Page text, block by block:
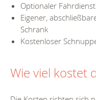
Optionaler Fahrdienst
Eigener,
Schrank
Kostenloser
Wie viel kostet